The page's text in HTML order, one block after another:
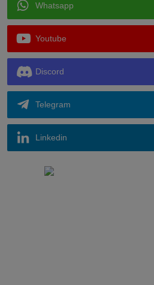
Whatsapp
Youtube
Discord
Telegram
Linkedin